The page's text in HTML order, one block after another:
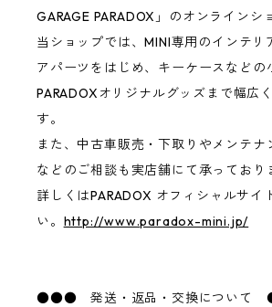
GARAGE PARADOX」のオンラインシ
当ショップでは、MINI専用のインテリ
アパーツをはじめ、キーケースなどの
PARADOXオリジナルグッズまで幅広
す。
また、中古車販売・下取りやメンテナ
などのご相談も実店舗にて承っており
詳しくはPARADOX オフィシャルサイ
い。 http://www.paradox-mini.jp/
●●● 発送・返品・交換につい